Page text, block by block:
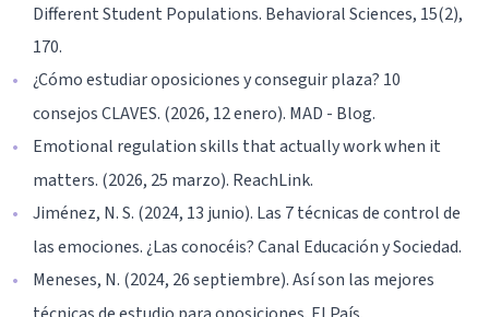
Different Student Populations. Behavioral Sciences, 15(2),
170.
¿Cómo estudiar oposiciones y conseguir plaza? 10
consejos CLAVES. (2026, 12 enero). MAD - Blog.
Emotional regulation skills that actually work when it
matters. (2026, 25 marzo). ReachLink.
Jiménez, N. S. (2024, 13 junio). Las 7 técnicas de control de
las emociones. ¿Las conocéis? Canal Educación y Sociedad.
Meneses, N. (2024, 26 septiembre). Así son las mejores